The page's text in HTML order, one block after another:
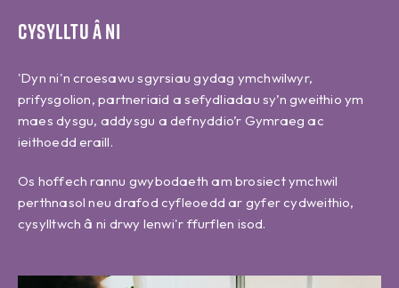
Cysylltu â ni
'Dyn ni'n croesawu sgyrsiau gydag ymchwilwyr,
prifysgolion, partneriaid a sefydliadau sy’n gweithio ym
maes dysgu, addysgu a defnyddio’r Gymraeg ac
ieithoedd eraill.
Os hoffech rannu gwybodaeth am brosiect ymchwil
perthnasol neu drafod cyfleoedd ar gyfer cydweithio,
cysylltwch â ni drwy lenwi'r ffurflen isod.